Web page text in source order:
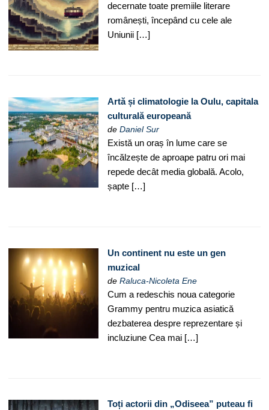
decernate toate premiile literare
românești, începând cu cele ale
Uniunii […]
Artă și climatologie la Oulu, capitala
culturală europeană
deDaniel Sur
Există un oraș în lume care se
încălzește de aproape patru ori mai
repede decât media globală. Acolo,
șapte […]
Un continent nu este un gen
muzical
deRaluca-Nicoleta Ene
Cum a redeschis noua categorie
Grammy pentru muzica asiatică
dezbaterea despre reprezentare și
incluziune Cea mai […]
Toți actorii din „Odiseea” puteau fi